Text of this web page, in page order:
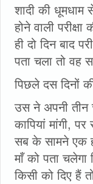
शादी की धूमधाम
होने वाली
ही दो दिन बाद
पता चला तो वह
पिछले दस दिनों
उस ने अपनी तीन
कापियां मांगी,
सब के सामने एक
माँ को पता चलेगा
किसी को दिए हैं